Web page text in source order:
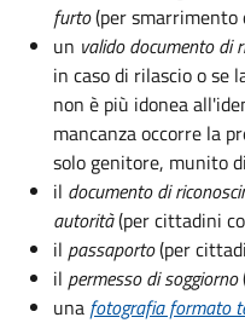
furto(per smarrimento
un valido documento di
in caso di rilascio o se
non è più idonea
mancanza occorre la
solo genitore, munito
il documento di
autorità(per cittadini
il passaporto(per
il permesso di soggiorno
una fotografia formato